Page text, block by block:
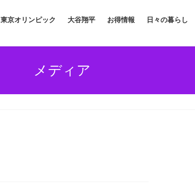
東京オリンピック 大谷翔平 お得情報 日々の暮らし
メディア